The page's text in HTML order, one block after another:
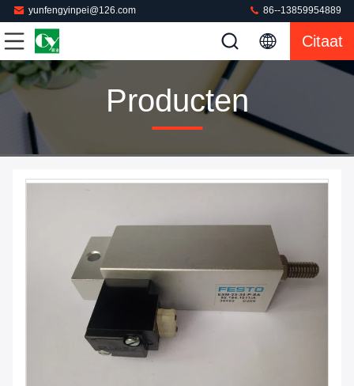
yunfengyinpei@126.com 86--13859954889
Citaat
Producten